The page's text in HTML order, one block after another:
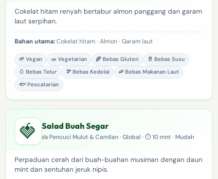
Cokelat hitam renyah bertabur almon panggang dan garam
laut serpihan.
Bahan utama:Cokelat hitam · Almon · Garam laut
🌱 Vegan 🥗 Vegetarian 🌾 Bebas Gluten
🥛 Bebas Susu
🥚 Bebas Telur
🫘 Bebas Kedelai
🦐 Bebas Makanan Laut
🐟 Pescatarian
🍓 Salad Buah Segar
🍰 Pencuci Mulut & Camilan · Global · ⏱ 10 mnt · Mudah
Perpaduan cerah dari buah-buahan musiman dengan daun
mint dan sentuhan jeruk nipis.